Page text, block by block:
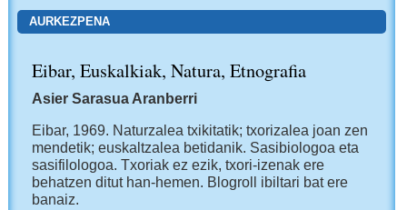
AURKEZPENA
Eibar, Euskalkiak, Natura, Etnografia
Asier Sarasua Aranberri
Eibar, 1969. Naturzalea txikitatik; txorizalea joan zen
mendetik; euskaltzalea betidanik. Sasibiologoa eta
sasifilologoa. Txoriak ez ezik, txori-izenak ere
behatzen ditut han-hemen. Blogroll ibiltari bat ere
banaiz.